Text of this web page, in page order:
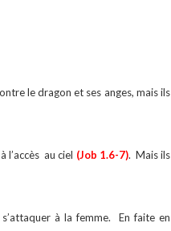
le dragon et ses anges, mais ils
l’accès au ciel (Job 1.6-7). Mais ils
à la femme. En faite en